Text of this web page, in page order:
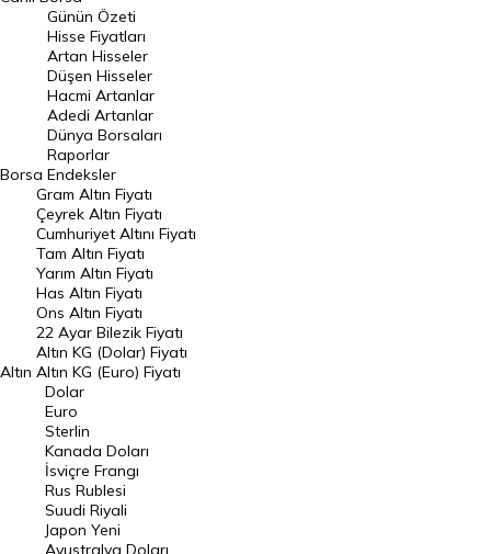
En Çok Artan Hisseler
En Çok Düşen Hisseler
Hacmi Artanlar
Geçmiş Kapanışlar
Dünya Borsaları
Raporlar
Endeksler
DÖVİZ
Döviz Kuru
Dolar Kuru
Euro Kuru
Pound Kuru
Frank Kuru
Riyal Kuru
Avustralya Doları
Borsa
Günün Özeti
Hisse Fiyatları
Artan Hisseler
Düşen Hisseler
Hacmi Artanlar
Adedi Artanlar
Dünya Borsaları
Raporlar
Endeksler
Altın
Gram Altın Fiyatı
Çeyrek Altın Fiyatı
Cumhuriyet Altını Fiyatı
Tam Altın Fiyatı
Yarım Altın Fiyatı
Has Altın Fiyatı
Ons Altın Fiyatı
22 Ayar Bilezik Fiyatı
Altın KG (Dolar) Fiyatı
Altın KG (Euro) Fiyatı
Dolar
Euro
Sterlin
Kanada Doları
İsviçre Frangı
Rus Rublesi
Suudi Riyali
Japon Yeni
Avustralya Doları